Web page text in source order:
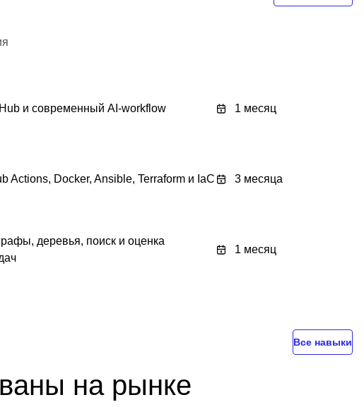
и современный AI-workflow 1 месяц
Actions, Docker, Ansible, Terraform и IaC 3 месяца
деревья, поиск и оценка
1 месяц
Все навыки
на рынке